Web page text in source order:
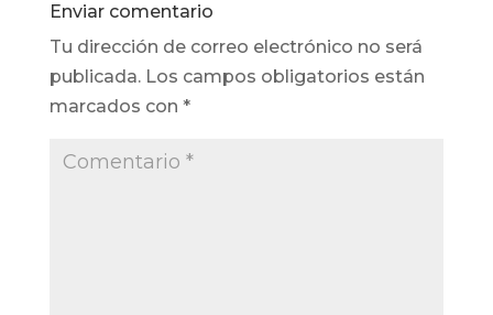
Enviar comentario
Tu dirección de correo electrónico no será
publicada. Los campos obligatorios están
marcados con *